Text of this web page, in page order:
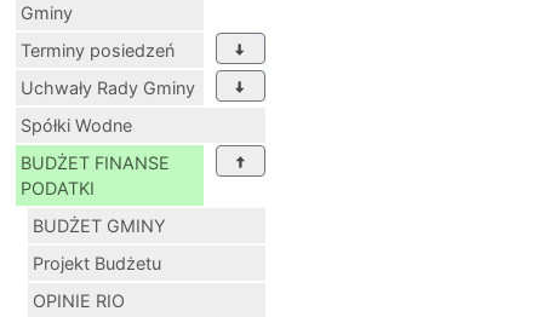
Gminy
Terminy posiedzeń
Uchwały Rady Gminy
Spółki Wodne
BUDŻET FINANSE
PODATKI
BUDŻET GMINY
Projekt Budżetu
OPINIE RIO